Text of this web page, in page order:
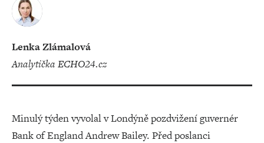
Lenka Zlámalová
analytička ECHO24.cz
Minulý týden vyvolal v Londýně pozdvižení guvernér
Bank of England Andrew Bailey. Před poslanci